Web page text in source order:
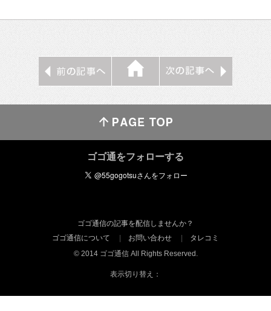
ゴゴ通をフォローする
ゴゴ通信の記事を配信しませんか？
ゴゴ通信について
お問い合わせ
タレコミ
© 2014 ゴゴ通信 All Rights Reserved.
表示切り替え：